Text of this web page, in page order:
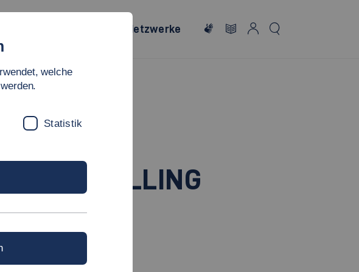
Netzwerke
BULLING
welche
Statistik